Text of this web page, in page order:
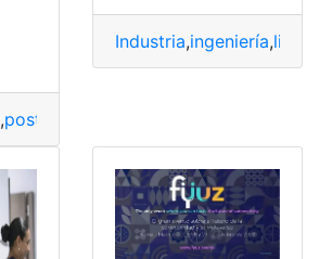
,postular
Industria,ingeniería,lista